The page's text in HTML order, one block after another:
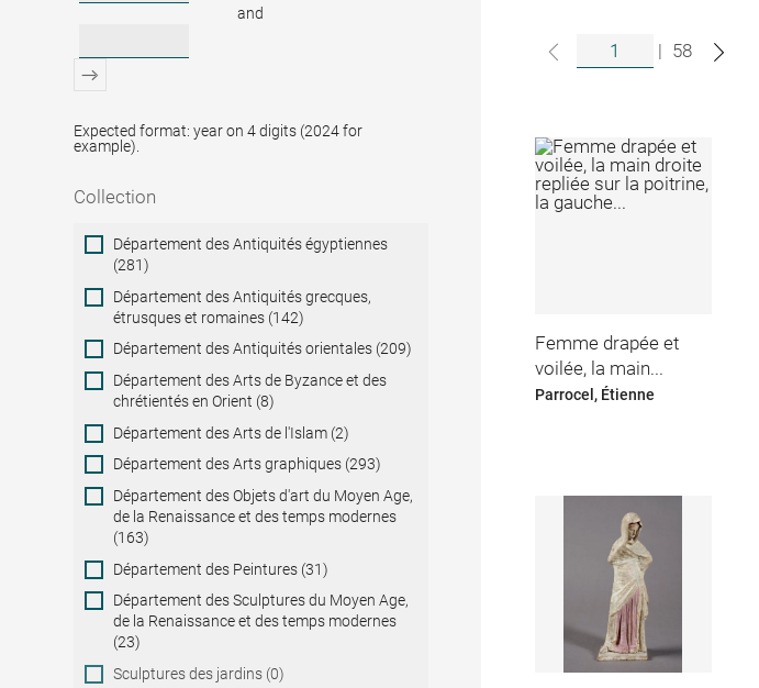
and
Expected format: year on 4 digits (2024 for
example).
Collection
Collection
Département des Antiquités égyptiennes
(281)
Département des Antiquités grecques,
étrusques et romaines (142)
Département des Antiquités orientales (209)
Département des Arts de Byzance et des
chrétientés en Orient (8)
Département des Arts de l'Islam (2)
Département des Arts graphiques (293)
Département des Objets d'art du Moyen Age,
de la Renaissance et des temps modernes
(163)
Département des Peintures (31)
Département des Sculptures du Moyen Age,
de la Renaissance et des temps modernes
(23)
Sculptures des jardins (0)
| 58
Femme drapée et
voilée, la main...
Parrocel, Étienne